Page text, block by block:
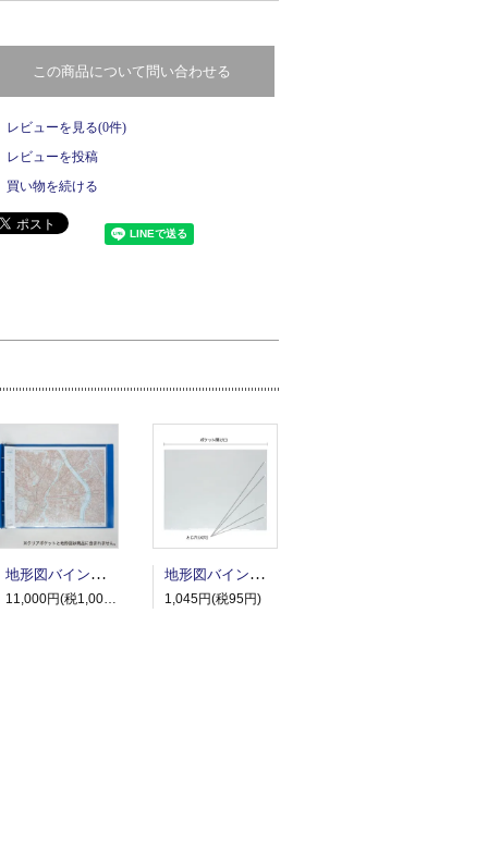
この商品について問い合わせる
レビューを見る(0件)
レビューを投稿
買い物を続ける
地形図バインダー
11,000円(税1,000円)
地形図バインダー用クリアポケット
1,045円(税95円)